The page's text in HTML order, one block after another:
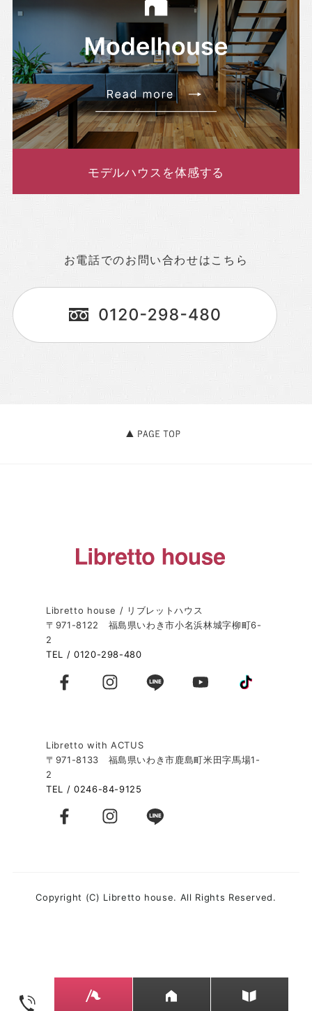
モデルハウスを体感する
お電話でのお問い合わせはこちら
Libretto house / リブレットハウス
〒971-8122 福島県いわき市小名浜林城字柳町6-
2
TEL / 0120-298-480
Libretto with ACTUS
〒971-8133 福島県いわき市鹿島町米田字馬場1-
2
TEL / 0246-84-9125
Copyright (C) Libretto house. All Rights Reserved.